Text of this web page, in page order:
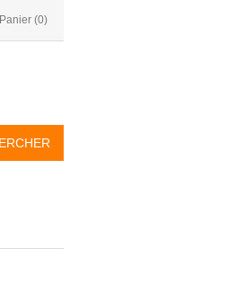
Panier (0)